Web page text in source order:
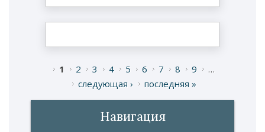
Страницы
1 2 3 4 5 6 7 8 9
…
следующая ›
последняя »
Навигация